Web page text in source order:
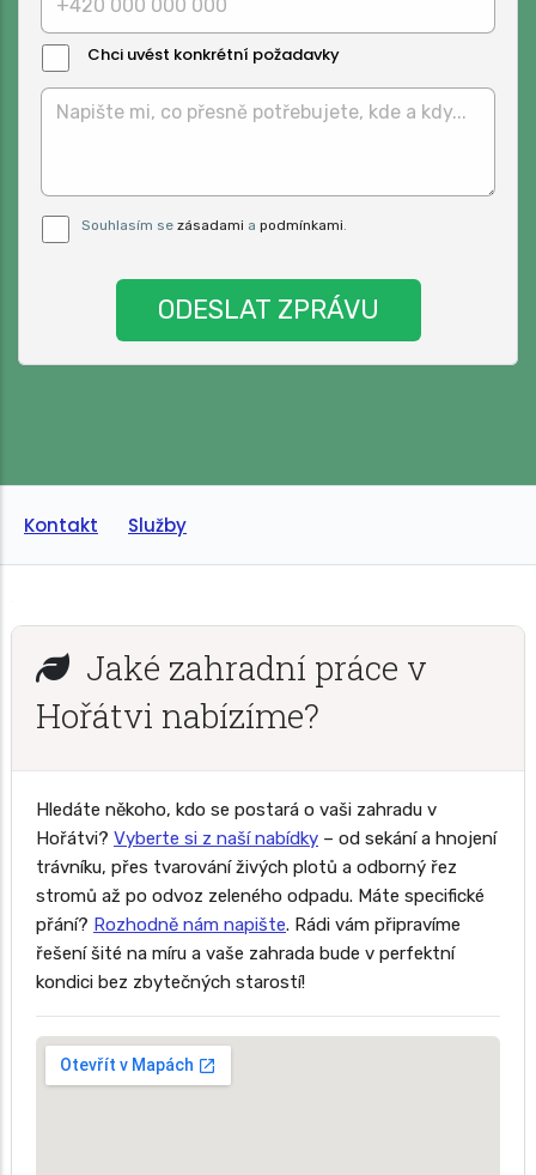
Chci uvést konkrétní požadavky
Zprávy:
Pro odeslání musite odsouhlasit naše
podmínky.
Souhlasím se zásadami a podmínkami.
Kontakt Služby
Jaké zahradní práce v
Hořátvi nabízíme?
Hledáte někoho, kdo se postará o vaši zahradu v
Hořátvi? Vyberte si z naší nabídky – od sekání a hnojení
trávníku, přes tvarování živých plotů a odborný řez
stromů až po odvoz zeleného odpadu. Máte specifické
přání? Rozhodně nám napište. Rádi vám připravíme
řešení šité na míru a vaše zahrada bude v perfektní
kondici bez zbytečných starostí!